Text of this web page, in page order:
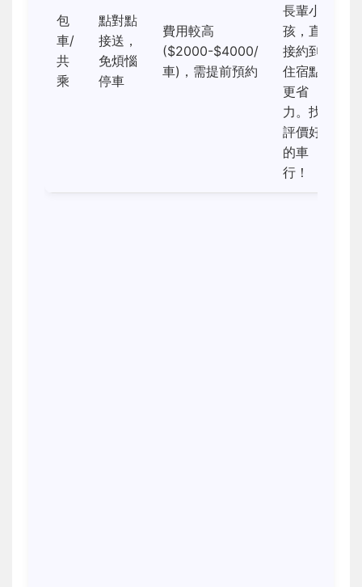
包
車/
共
乘
點對點
接送，
免煩惱
停車
費用較高
($2000-$4000/
車)，需提前預約
長輩小
孩，直
接約到
住宿點
更省
力。找
評價好
的車
行！